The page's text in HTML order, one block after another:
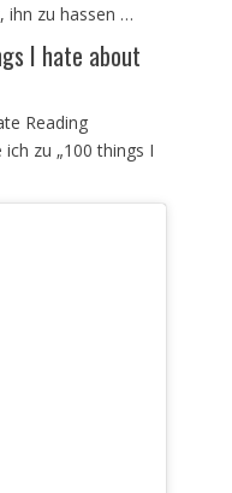
ihn zu hassen …
I hate about
Reading
zu „100 things I